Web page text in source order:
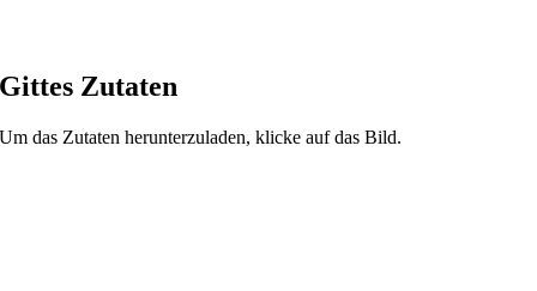
Gittes Zutaten
Um das Zutaten herunterzuladen, klicke auf das Bild.